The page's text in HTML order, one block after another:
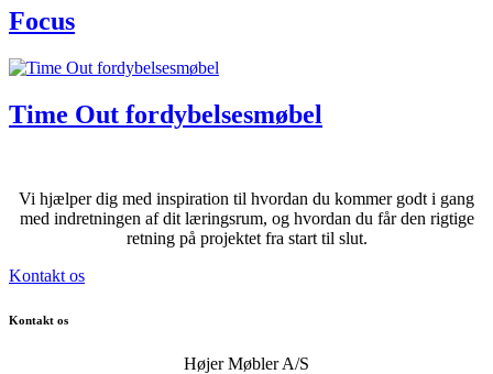
Focus
Time Out fordybelsesmøbel
Vi hjælper dig med inspiration til hvordan du kommer godt i gang
med indretningen af dit læringsrum, og hvordan du får den rigtige
retning på projektet fra start til slut.
Kontakt os
Kontakt os
Højer Møbler A/S